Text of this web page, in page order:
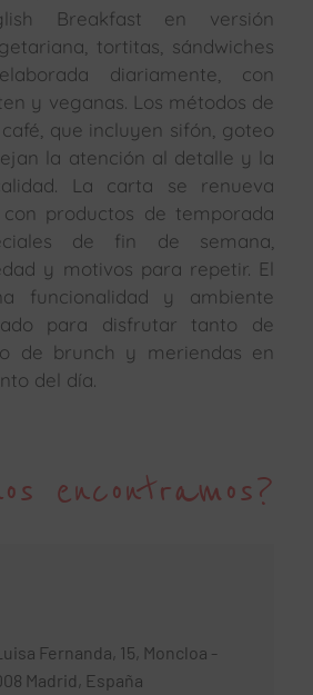
Breakfast en versión
tortitas, sándwiches
diariamente, con
y veganas. Los métodos de
que incluyen sifón, goteo
la atención al detalle y la
La carta se renueva
productos de temporada
de fin de semana,
y motivos para repetir. El
funcionalidad y ambiente
para disfrutar tanto de
de brunch y meriendas en
del día.
encontramos?
Fernanda, 15, Moncloa -
Madrid, España